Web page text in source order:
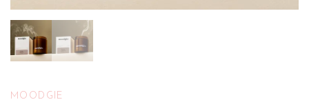
MOODGIE